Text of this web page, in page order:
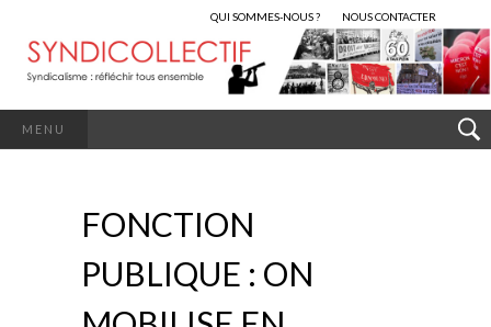
QUI SOMMES-NOUS ? NOUS CONTACTER
MENU
FONCTION
PUBLIQUE : ON